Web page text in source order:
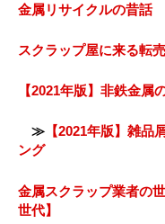
金属リサイクルの昔話
スクラップ屋に来る転
【2021年版】非鉄金属
≫ 【2021年版】雑品
ング
金属スクラップ業者の
世代】